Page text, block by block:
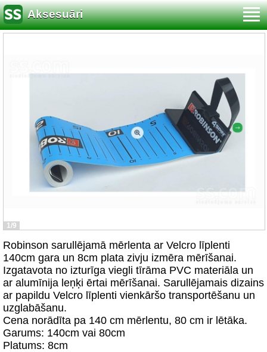
Aksesuāri
1/9
Robinson sarullējamā mērlenta ar Velcro līplenti
140cm gara un 8cm plata zivju izmēra mērīšanai.
Izgatavota no izturīga viegli tīrāma PVC materiāla un
ar alumīnija leņķi ērtai mērīšanai. Sarullējamais dizains
ar papildu Velcro līplenti vienkāršo transportēšanu un
uzglabāšanu.
Cena norādīta pa 140 cm mērlentu, 80 cm ir lētāka.
Garums: 140cm vai 80cm
Platums: 8cm